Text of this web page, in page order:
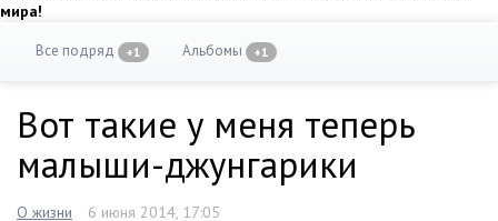
мира!
Все подряд +1 Альбомы +1
Вот такие у меня теперь
малыши-джунгарики
О жизни 6 июня 2014, 17:05